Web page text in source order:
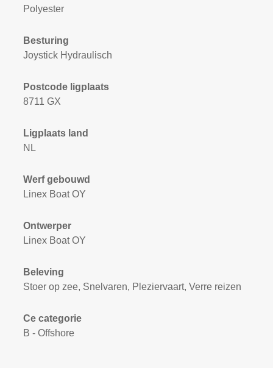
Polyester
Besturing
Joystick Hydraulisch
Postcode ligplaats
8711 GX
Ligplaats land
NL
Werf gebouwd
Linex Boat OY
Ontwerper
Linex Boat OY
Beleving
Stoer op zee, Snelvaren, Pleziervaart, Verre reizen
Ce categorie
B - Offshore